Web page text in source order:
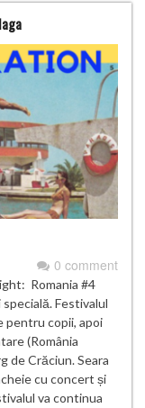
0 comment
Romania #4
Festivalul
pentru copii, apoi
(România
de Crăciun. Seara
cu concert și
va continua